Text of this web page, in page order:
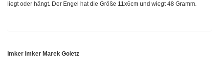
liegt oder hängt. Der Engel hat die Größe 11x6cm und wiegt 48 Gramm.
Imker Imker Marek Goletz